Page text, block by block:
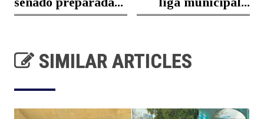
SIMILAR ARTICLES